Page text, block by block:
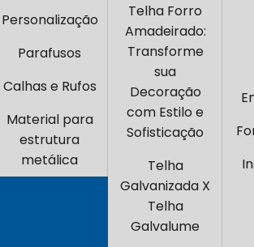
Personalização
Parafusos
Calhas e Rufos
Material para
estrutura
metálica
Telha Forro
Amadeirado:
Transforme
sua
Decoração
com Estilo e
Sofisticação
Telha
Galvanizada X
Telha
Galvalume